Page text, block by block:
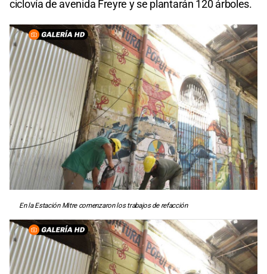
ciclovía de avenida Freyre y se plantarán 120 árboles.
En la Estación Mitre comenzaron los trabajos de refacción